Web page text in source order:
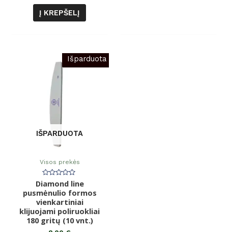
Į KREPŠELĮ
Išparduota
IŠPARDUOTA
Visos prekės
Įvertinimas:
0
iš
5
Diamond line
pusmėnulio formos
vienkartiniai
klijuojami poliruokliai
180 gritų (10 vnt.)